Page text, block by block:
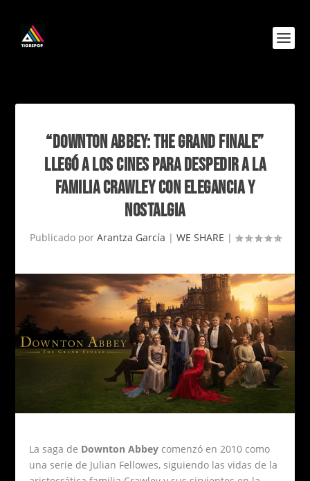
“DOWNTON ABBEY: THE GRAND FINALE”
LLEGÓ A LOS CINES PARA DESPEDIR A LA
FAMILIA CRAWLEY CON ELEGANCIA Y
NOSTALGIA
Publicado por Arantza García | WE SHARE |
La saga de Downton Abbey comenzó en 2010 como
una serie de Julian Fellowes, siguiendo las vidas de la